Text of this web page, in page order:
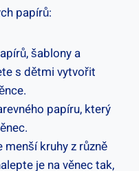
papírů:
šablony a
s dětmi vytvořit
papíru, který
kruhy z různě
je na věnec tak,